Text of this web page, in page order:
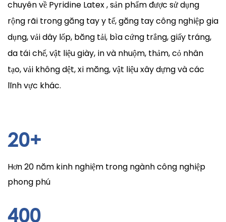
chuyên về Pyridine Latex, sản phẩm được sử dụng
rộng rãi trong găng tay y tế, găng tay công nghiệp gia
dụng, vải dây lốp, băng tải, bìa cứng trắng, giấy tráng,
da tái chế, vật liệu giày, in và nhuộm, thảm, cỏ nhân
tạo, vải không dệt, xi măng, vật liệu xây dựng và các
lĩnh vực khác.
20+
Hơn 20 năm kinh nghiệm trong ngành công nghiệp
phong phú
400